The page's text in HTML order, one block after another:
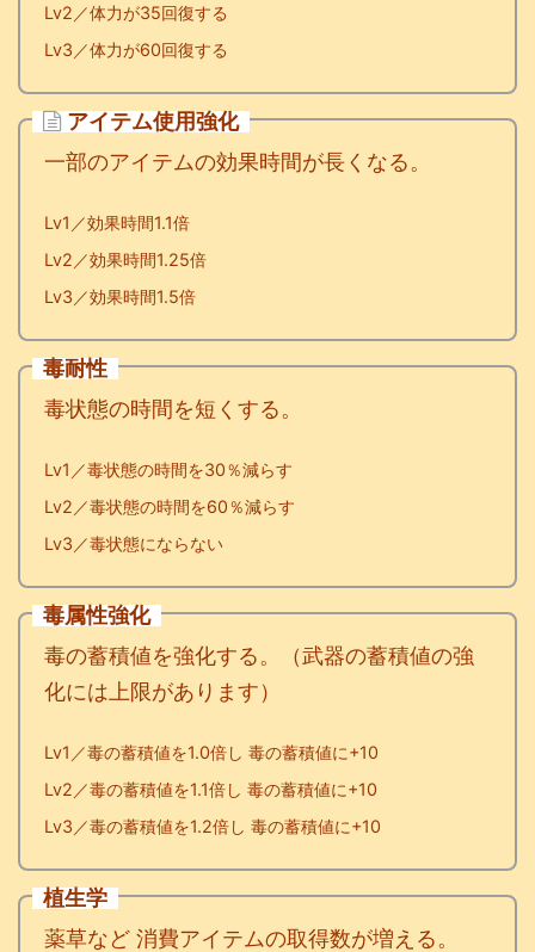
Lv2／体力が35回復する
Lv3／体力が60回復する
アイテム使用強化
一部のアイテムの効果時間が長くなる。
Lv1／効果時間1.1倍
Lv2／効果時間1.25倍
Lv3／効果時間1.5倍
毒耐性
毒状態の時間を短くする。
Lv1／毒状態の時間を30％減らす
Lv2／毒状態の時間を60％減らす
Lv3／毒状態にならない
毒属性強化
毒の蓄積値を強化する。（武器の蓄積値の強
化には上限があります）
Lv1／毒の蓄積値を1.0倍し 毒の蓄積値に+10
Lv2／毒の蓄積値を1.1倍し 毒の蓄積値に+10
Lv3／毒の蓄積値を1.2倍し 毒の蓄積値に+10
植生学
薬草など 消費アイテムの取得数が増える。